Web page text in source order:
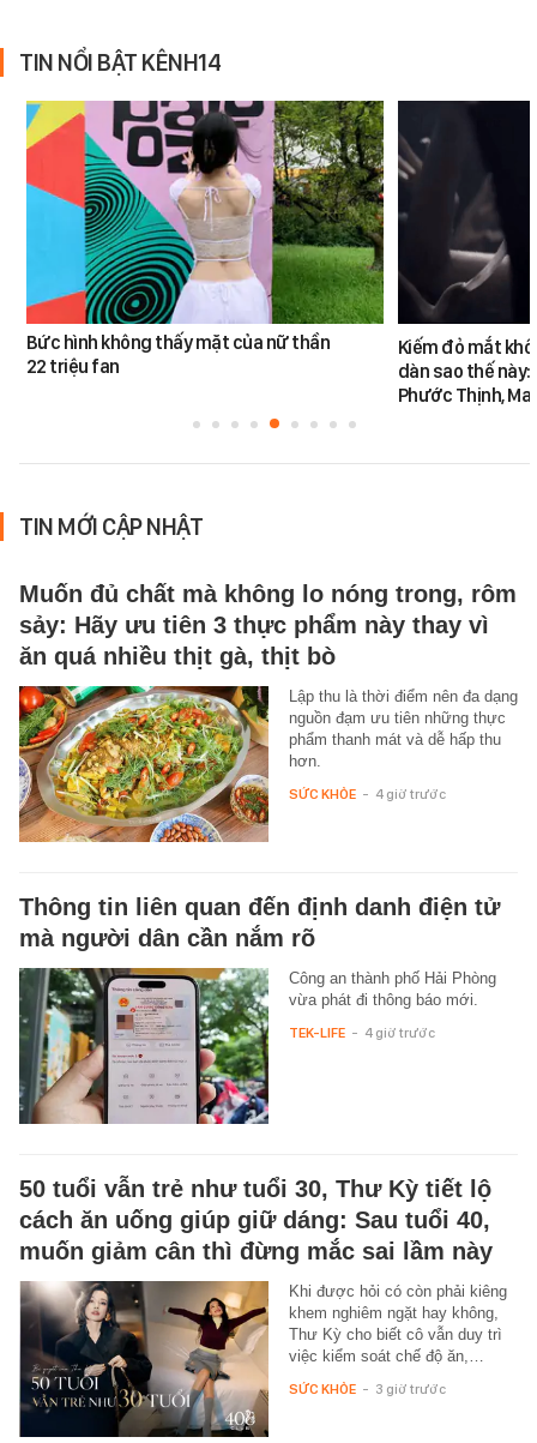
TIN NỔI BẬT KÊNH14
Bức hình không thấy mặt của nữ thần
22 triệu fan
Kiếm đỏ mắt
dàn sao thế này:
Phước Thịnh,
TIN MỚI CẬP NHẬT
Muốn đủ chất mà không lo nóng trong, rôm
sảy: Hãy ưu tiên 3 thực phẩm này thay vì
ăn quá nhiều thịt gà, thịt bò
Lập thu là thời điểm nên đa dạng
nguồn đạm ưu tiên những thực
phẩm thanh mát và dễ hấp thu
hơn.
SỨC KHỎE - 4 giờ trước
Thông tin liên quan đến định danh điện tử
mà người dân cần nắm rõ
Công an thành phố Hải Phòng
vừa phát đi thông báo mới.
TEK-LIFE - 4 giờ trước
50 tuổi vẫn trẻ như tuổi 30, Thư Kỳ tiết lộ
cách ăn uống giúp giữ dáng: Sau tuổi 40,
muốn giảm cân thì đừng mắc sai lầm này
Khi được hỏi có còn phải kiêng
khem nghiêm ngặt hay không,
Thư Kỳ cho biết cô vẫn duy trì
việc kiểm soát chế độ ăn,…
SỨC KHỎE - 3 giờ trước